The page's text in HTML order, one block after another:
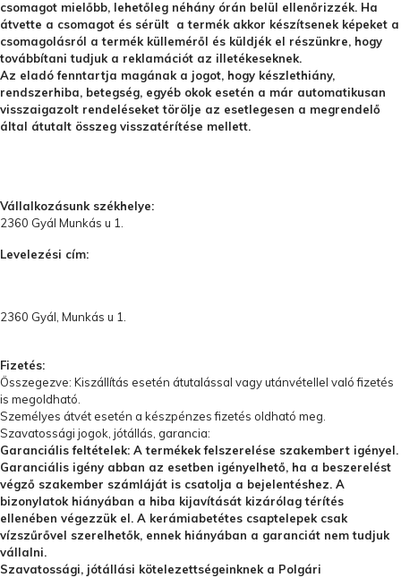
csomagot mielőbb, lehetőleg néhány órán belül ellenőrizzék. Ha
átvette a csomagot és sérült a termék akkor készítsenek képeket a
csomagolásról a termék külleméről és küldjék el részünkre, hogy
továbbítani tudjuk a reklamációt az illetékeseknek.
Az eladó fenntartja magának a jogot, hogy készlethiány,
rendszerhiba, betegség, egyéb okok esetén a már automatikusan
visszaigazolt rendeléseket törölje az esetlegesen a megrendelő
által átutalt összeg visszatérítése mellett.
Vállalkozásunk székhelye:
2360 Gyál Munkás u 1.
Levelezési cím:
2360 Gyál, Munkás u 1.
Fizetés:
Összegezve: Kiszállítás esetén átutalással vagy utánvétellel való fizetés
is megoldható.
Személyes átvét esetén a készpénzes fizetés oldható meg.
Szavatossági jogok, jótállás, garancia:
Garanciális feltételek: A termékek felszerelése szakembert igényel.
Garanciális igény abban az esetben igényelhető, ha a beszerelést
végző szakember számláját is csatolja a bejelentéshez. A
bizonylatok hiányában a hiba kijavítását kizárólag térítés
ellenében végezzük el. A kerámiabetétes csaptelepek csak
vízszűrővel szerelhetők, ennek hiányában a garanciát nem tudjuk
vállalni.
Szavatossági, jótállási kötelezettségeinknek a Polgári